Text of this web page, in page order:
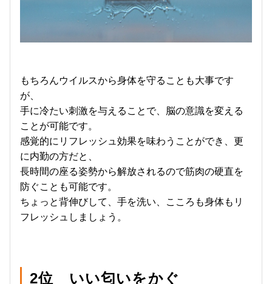
もちろんウイルスから身体を守ることも大事です
が、
手に冷たい刺激を与えることで、脳の意識を変える
ことが可能です。
感覚的にリフレッシュ効果を味わうことができ、更
に内勤の方だと、
長時間の座る姿勢から解放されるので筋肉の硬直を
防ぐことも可能です。
ちょっと背伸びして、手を洗い、こころも身体もリ
フレッシュしましょう。
2位 いい匂いをかぐ